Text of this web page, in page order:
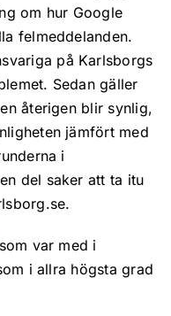
om hur Google
felmeddelanden.
på Karlsborgs
Sedan gäller
återigen blir synlig,
jämfört med
i
del saker att ta itu
som var med i
i allra högsta grad